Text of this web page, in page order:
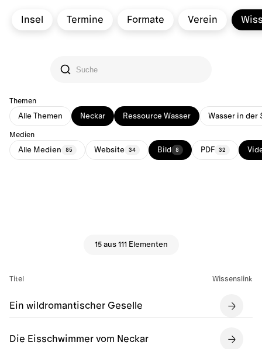
Insel Termine Formate Verein
Themen
Alle Themen Neckar Ressource Wasser Wasser in der
Medien
Alle Medien 85 Website 34 Bild 8 PDF 32
15 aus 111 Elementen
Titel Wissenslink
Ein wildromantischer Geselle
Die Eisschwimmer vom Neckar